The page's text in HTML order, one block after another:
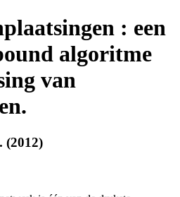
: een
algoritme
van
(2012)